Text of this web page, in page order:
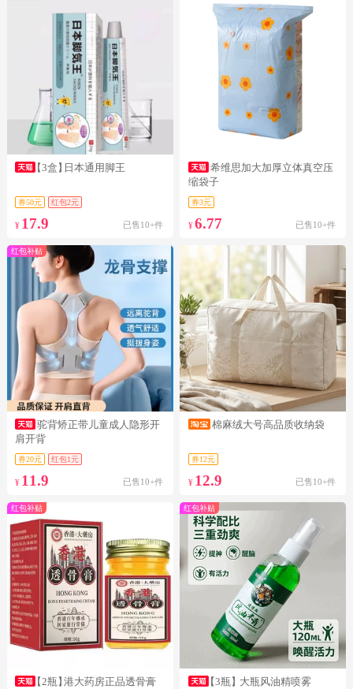
【3盒】日本通用脚王
券50元 红包2元
¥ 17.9 已售10+件
希维思加大加厚立体真空压
缩袋子
券3元
¥6.77 已售10+件
红包补贴
驼背矫正带儿童成人隐形开
肩开背
券20元 红包1元
¥ 11.9 已售10+件
棉麻绒大号高品质收纳袋
券12元
¥ 12.9 已售10+件
红包补贴
【2瓶】港大药房正品透骨膏
红包补贴
【3瓶】大瓶风油精喷雾